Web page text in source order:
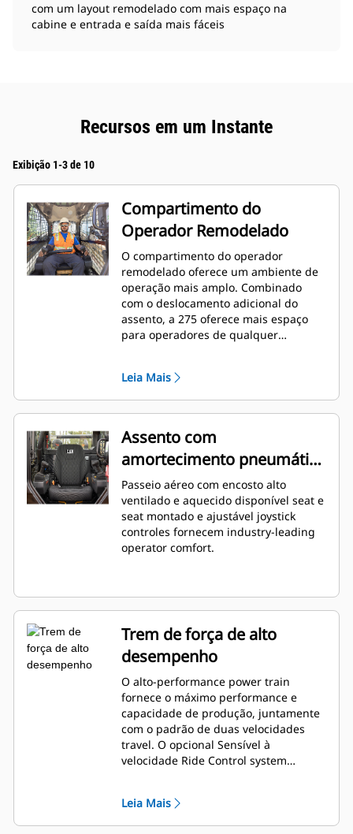
com um layout remodelado com mais espaço na
cabine e entrada e saída mais fáceis
Recursos em um Instante
Exibição 1-3 de 10
Compartimento do
Operador Remodelado
O compartimento do operador
remodelado oferece um ambiente de
operação mais amplo. Combinado
com o deslocamento adicional do
assento, a 275 oferece mais espaço
para operadores de qualquer
um espaço de trabalho limpo e
silencioso, com excelente distribuição
de ar pelas aberturas de ventilação
posicionadas de maneira ideal em
toda a cabine.
Leia Mais
Assento com
amortecimento pneumático
com encosto alto aquecido
e ventilado disponível
Passeio aéreo com encosto alto
ventilado e aquecido disponível seat e
seat montado e ajustável joystick
controles fornecem industry-leading
operator comfort.
Trem de força de alto
desempenho
O alto-performance power train
fornece o máximo performance e
capacidade de produção, juntamente
com o padrão de duas velocidades
travel. O opcional Sensível à
velocidade Ride Control system
trabalhando com terrain.
Leia Mais